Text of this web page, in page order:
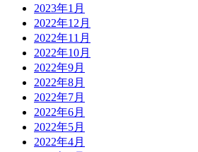
2023年1月
2022年12月
2022年11月
2022年10月
2022年9月
2022年8月
2022年7月
2022年6月
2022年5月
2022年4月